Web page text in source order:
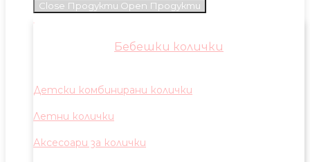
Close Продукти Open Продукти
Бебешки колички
Детски комбинирани колички
Летни колички
Аксесоари за колички